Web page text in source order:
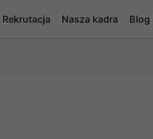
Rekrutacja Nasza kadra Blog